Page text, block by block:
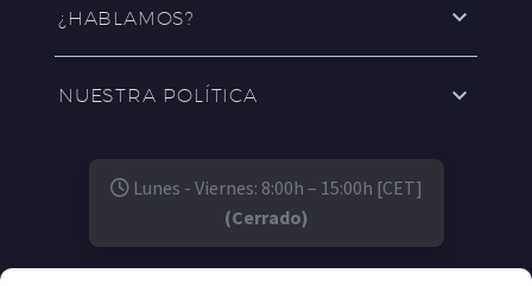
¿HABLAMOS?
NUESTRA POLÍTICA
Lunes - Viernes: 8:00h – 15:00h [CET]
(Cerrado)